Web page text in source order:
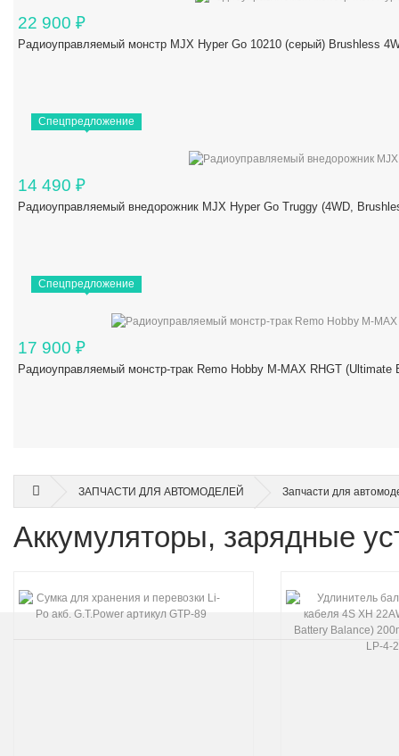
22 900 ₽
Радиоуправляемый монстр MJX Hyper Go 10210 (серый) Brushless
Спецпредложение
14 490 ₽
Радиоуправляемый внедорожник MJX Hyper Go Truggy (4WD,
Спецпредложение
17 900 ₽
Радиоуправляемый монстр-трак Remo Hobby M-MAX RHGT
ЗАПЧАСТИ ДЛЯ АВТОМОДЕЛЕЙ Запчасти для
Аккумуляторы, зарядные